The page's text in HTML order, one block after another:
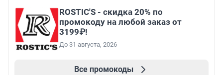
ROSTIC'S - скидка 20% по
промокоду на любой заказ от
3199₽!
До 31 августа, 2026
Все промокоды